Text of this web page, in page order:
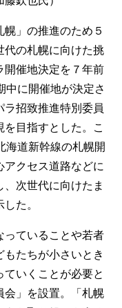
」の推進のため５
代の札幌に向けた挑
開催地決定を７年前
中に開催地が決定さ
招致推進特別委員
目指すとした。こ
海道新幹線の札幌開
クセス道路などに
次世代に向けたま
た。
ていることや若者
たちが小さいとき
いくことが必要と
会」を設置。「札幌